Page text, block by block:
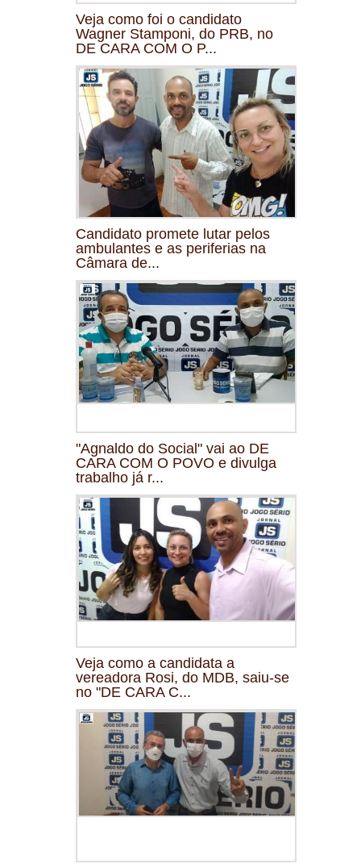
Veja como foi o candidato
Wagner Stamponi, do PRB, no
DE CARA COM O P...
Candidato promete lutar pelos
ambulantes e as periferias na
Câmara de...
"Agnaldo do Social" vai ao DE
CARA COM O POVO e divulga
trabalho já r...
Veja como a candidata a
vereadora Rosi, do MDB, saiu-se
no "DE CARA C...